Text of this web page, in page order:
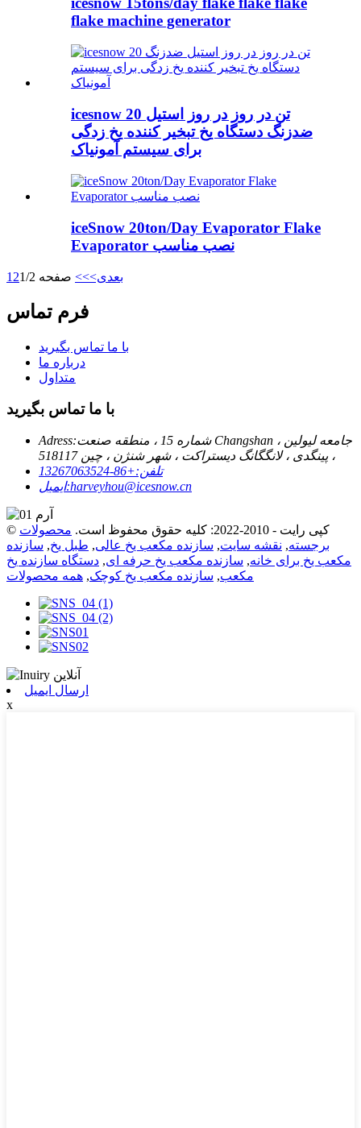
flake machine generator
icesnow 20 تن در روز در روز استیل
ضدزنگ دستگاه یخ تبخیر کننده یخ زدگی
برای سیستم آمونیاک
iceSnow 20ton/Day Evaporator Flake
Evaporator نصب مناسب
1 2 بعدی>>> صفحه 1/2
فرم تماس
با ما تماس بگیرید
درباره ما
متداول
با ما تماس بگیرید
Adress:شماره 15 ، منطقه صنعت Changshan ، جامعه لیولین
، پینگدی ، لانگگانگ دیستراکت ، شهر شنژن ، چین 518117
تلفن:+86-13267063524
ایمیل:harveyhou@icesnow.cn
© کپی رایت - 2010-2022: کلیه حقوق محفوظ است.
محصولات
برجسته, نقشه سایت, سازنده مکعب یخ عالی, طبل یخ, سازنده
مکعب یخ برای خانه, سازنده مکعب یخ حرفه ای, دستگاه سازنده یخ
مکعب, سازنده مکعب یخ کوچک, همه محصولات
ارسال ایمیل
x